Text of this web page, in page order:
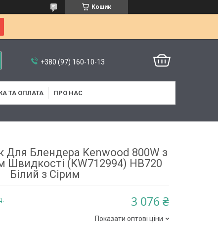
Кошик
+380 (97) 160-10-13
ТА ОПЛАТА ПРО НАС
Блендера Kenwood 800W з
Швидкості (KW712994) HB720
Білий з Сірим
3 076 ₴
Показати оптові ціни